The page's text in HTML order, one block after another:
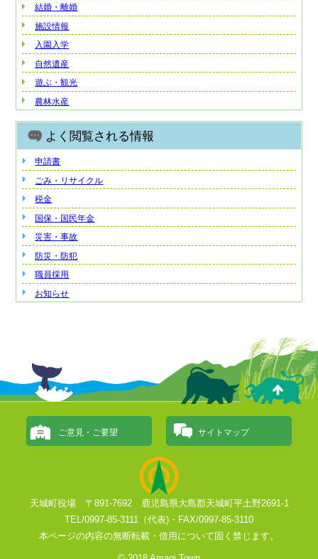
結婚・離婚
施設情報
入園入学
自然遺産
遊ぶ・観光
農林水産
よく閲覧される情報
申請書
ごみ・リサイクル
税金
国保・国民年金
災害・事故
防災・防犯
職員採用
お知らせ
ご意見・ご要望 サイトマップ
天城町役場 〒891-7692 鹿児島県大島郡天城町平土野2691-1
TEL/0997-85-3111（代表)・FAX/0997-85-3110
本ページの内容の無断転載・借用について固く禁じます。